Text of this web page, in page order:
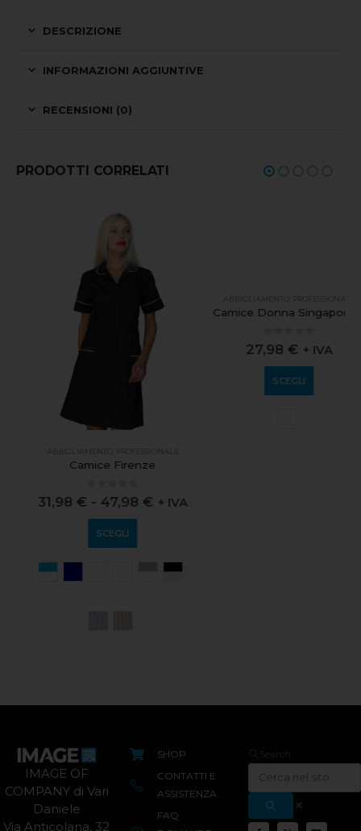
DESCRIZIONE
INFORMAZIONI AGGIUNTIVE
RECENSIONI (0)
PRODOTTI CORRELATI
Camice Firenze
0 out of 5
31,98€ - 47,98€ + IVA
SCEGLI
Camice Donna Singapore Bianco Senza elastico ai polsi
0out of 5
27,98€ + IVA
SCEGLI
IMAGE OF
COMPANY di Vari
Daniele
Via Anticolana, 32
SHOP
CONTATTI E
ASSISTENZA
FAQ